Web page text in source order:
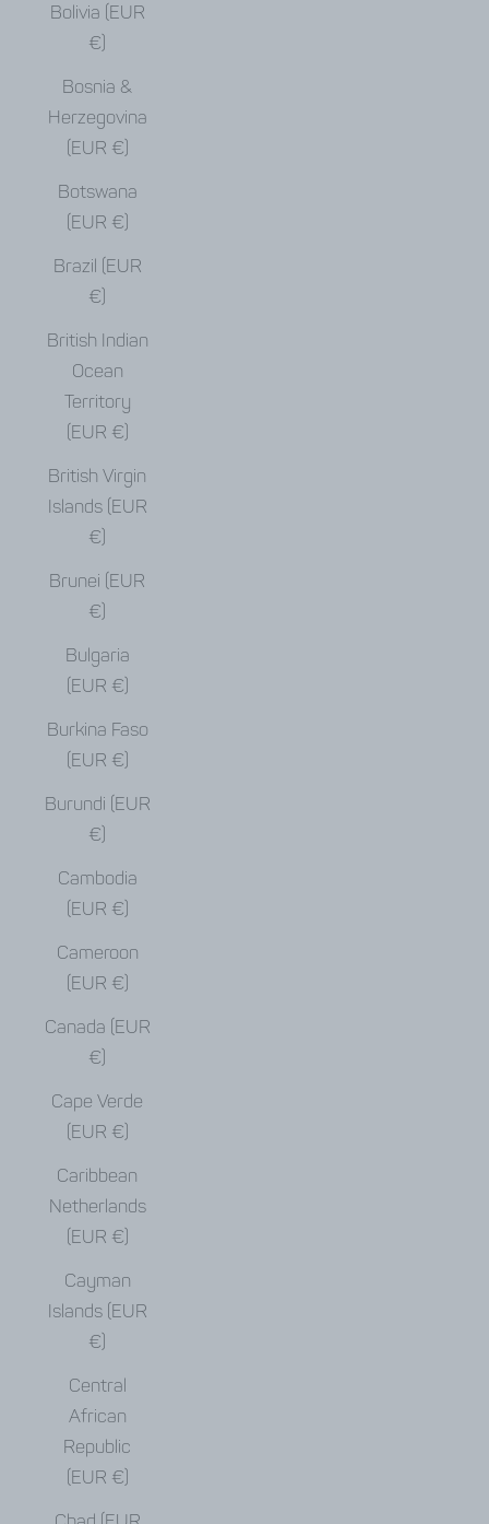
Bolivia (EUR
€)
Bosnia &
Herzegovina
(EUR €)
Botswana
(EUR €)
Brazil (EUR
€)
British Indian
Ocean
Territory
(EUR €)
British Virgin
Islands (EUR
€)
Brunei (EUR
€)
Bulgaria
(EUR €)
Burkina Faso
(EUR €)
Burundi (EUR
€)
Cambodia
(EUR €)
Cameroon
(EUR €)
Canada (EUR
€)
Cape Verde
(EUR €)
Caribbean
Netherlands
(EUR €)
Cayman
Islands (EUR
€)
Central
African
Republic
(EUR €)